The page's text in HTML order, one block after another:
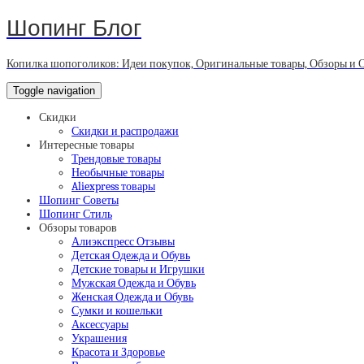
Шопинг Блог
Копилка шопоголиков: Идеи покупок, Оригинальные товары, Обзоры и
Toggle navigation
Скидки
Скидки и распродажи
Интересные товары
Трендовые товары
Необычные товары
Aliexpress товары
Шопинг Советы
Шопинг Стиль
Обзоры товаров
Алиэкспресс Отзывы
Детская Одежда и Обувь
Детские товары и Игрушки
Мужская Одежда и Обувь
Женская Одежда и Обувь
Сумки и кошельки
Аксессуары
Украшения
Красота и Здоровье